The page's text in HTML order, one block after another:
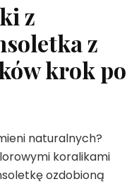
z
z
z
krok po
naturalnych?
koralikami
ozdobioną